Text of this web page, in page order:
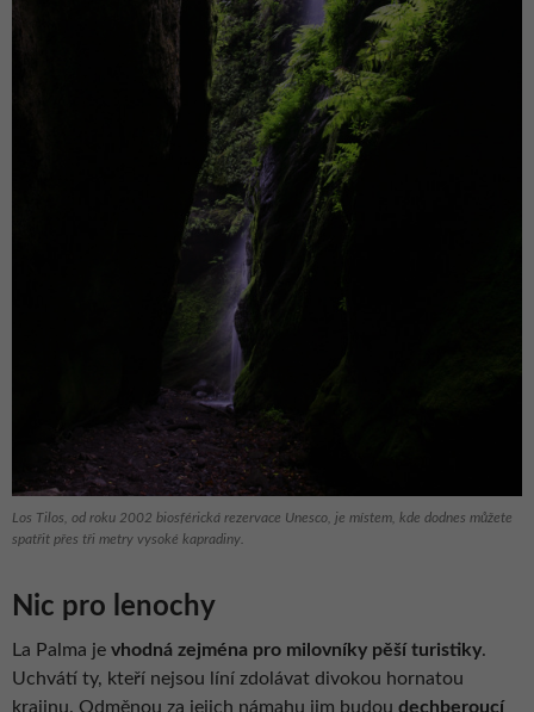
Los Tilos, od roku 2002 biosférická rezervace Unesco, je místem, kde dodnes můžete
spatřit přes tři metry vysoké kapradiny.
Nic pro lenochy
La Palma je vhodná zejména pro milovníky pěší turistiky.
Uchvátí ty, kteří nejsou líní zdolávat divokou hornatou
krajinu. Odměnou za jejich námahu jim budou dechberoucí